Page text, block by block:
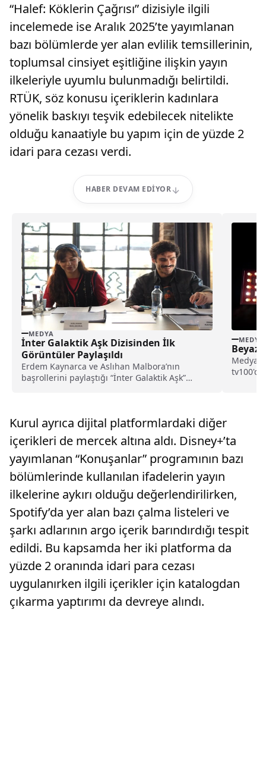
“Halef: Köklerin Çağrısı” dizisiyle ilgili
incelemede ise Aralık 2025’te yayımlanan
bazı bölümlerde yer alan evlilik temsillerinin,
toplumsal cinsiyet eşitliğine ilişkin yayın
ilkeleriyle uyumlu bulunmadığı belirtildi.
RTÜK, söz konusu içeriklerin kadınlara
yönelik baskıyı teşvik edebilecek nitelikte
olduğu kanaatiyle bu yapım için de yüzde 2
idari para cezası verdi.
HABER DEVAM EDIYOR
MEDYA
İnter Galaktik Aşk Dizisinden İlk
Görüntüler Paylaşıldı
Erdem Kaynarca ve Aslıhan Malbora’nın
başrollerini paylaştığı “İnter Galaktik Aşk”
MEDYA
Beyaz
Medya
tv100'de
Kurul ayrıca dijital platformlardaki diğer
içerikleri de mercek altına aldı. Disney+’ta
yayımlanan “Konuşanlar” programının bazı
bölümlerinde kullanılan ifadelerin yayın
ilkelerine aykırı olduğu değerlendirilirken,
Spotify’da yer alan bazı çalma listeleri ve
şarkı adlarının argo içerik barındırdığı tespit
edildi. Bu kapsamda her iki platforma da
yüzde 2 oranında idari para cezası
uygulanırken ilgili içerikler için katalogdan
çıkarma yaptırımı da devreye alındı.